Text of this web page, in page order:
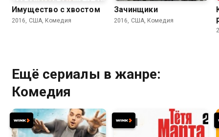
Имущество с хвостом
2016, США, Комедия
Зачинщики
2016, США, Комедия
Ещё сериалы в жанре:
Комедия